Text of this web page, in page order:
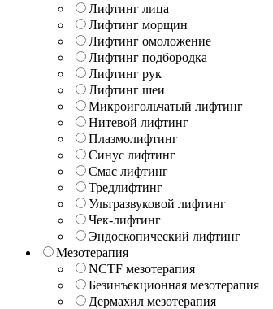
Лифтинг лица
Лифтинг морщин
Лифтинг омоложение
Лифтинг подбородка
Лифтинг рук
Лифтинг шеи
Микроигольчатый лифтинг
Нитевой лифтинг
Плазмолифтинг
Синус лифтинг
Смас лифтинг
Тредлифтинг
Ультразвуковой лифтинг
Чек-лифтинг
Эндоскопический лифтинг
Мезотерапия
NCTF мезотерапия
Безинъекционная мезотерапия
Дермахил мезотерапия